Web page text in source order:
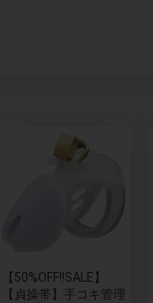
【50%OFF!!SALE】
【貞操帯】手コキ管理